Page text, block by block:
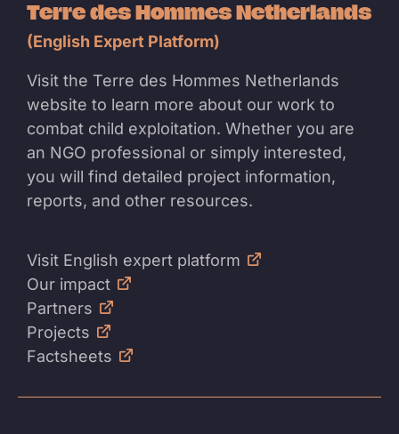
Terre des Hommes Netherlands
(English Expert Platform)
Visit the Terre des Hommes Netherlands
website to learn more about our work to
combat child exploitation. Whether you are
an NGO professional or simply interested,
you will find detailed project information,
reports, and other resources.
Visit English expert platform
Our impact
Partners
Projects
Factsheets